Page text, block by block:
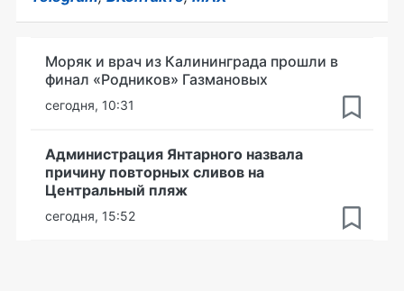
Моряк и врач из Калининграда прошли в
финал «Родников» Газмановых
сегодня, 10:31
Администрация Янтарного назвала
причину повторных сливов на
Центральный пляж
сегодня, 15:52